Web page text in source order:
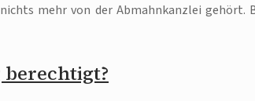
mehr von der Abmahnkanzlei gehört.